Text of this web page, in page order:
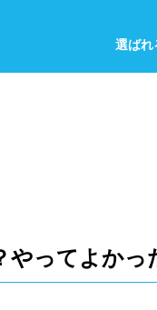
選ばれ
やってよかっ